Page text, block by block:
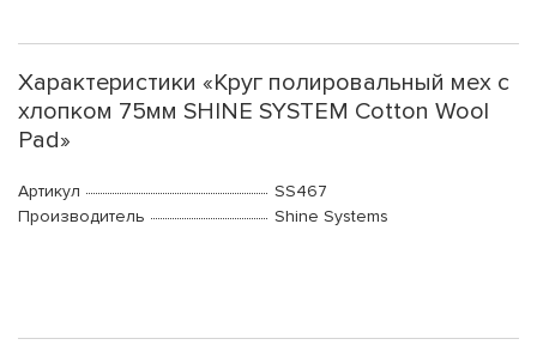
Характеристики «Круг полировальный мех с
хлопком 75мм SHINE SYSTEM Cotton Wool
Pad»
Артикул
SS467
Производитель
Shine Systems